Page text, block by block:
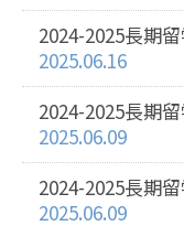
2024-2025長期
2025.06.16
2024-2025長期
2025.06.09
2024-2025長期
2025.06.09